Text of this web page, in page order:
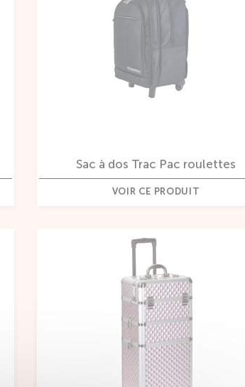
Sac à dos Trac Pac roulettes
VOIR CE PRODUIT